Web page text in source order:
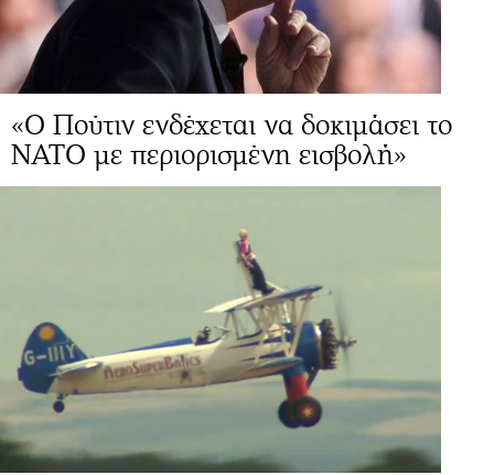
«Ο Πούτιν ενδέχεται να δοκιμάσει το
ΝΑΤΟ με περιορισμένη εισβολή»